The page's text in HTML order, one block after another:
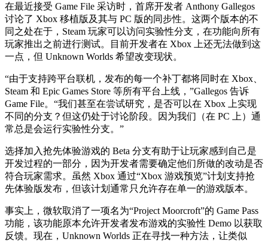
在最近接受 Game File 采访时，首席开发者 Anthony Gallegos
讨论了 Xbox 移植版及其与 PC 版的同步性。这两个版本的不
同之处在于，Steam 玩家可以访问实验性分支，在功能向所有
玩家推出之前进行测试。目前开发者在 Xbox 上还无法做到这
一点，但 Unknown Worlds 希望改变现状。
“由于支持跨平台联机，发布的每一个补丁都将同时在 Xbox、
Steam 和 Epic Games Store 等所有平台上线，”Gallegos 告诉
Game File。“我们甚至在尝试研究，是否可以在 Xbox 上实现
不同的分支？但这仍处于讨论阶段。因为我们（在 PC 上）通
常总是会运行实验性分支。”
选择加入抢先体验游戏的 Beta 分支有助于让玩家感到自己是
开发过程的一部分，因为开发者需要确定他们所做的改动是否
符合玩家需求。虽然 Xbox 通过“Xbox 游戏预览”计划支持抢
先体验版发布，但该计划通常只允许存在单一的游戏版本。
事实上，微软取消了一项名为“Project Moorcroft”的 Game Pass
功能，该功能原本允许开发者发布游戏的实验性 Demo 以获取
反馈。现在，Unknown Worlds 正在寻找一种方法，让类似